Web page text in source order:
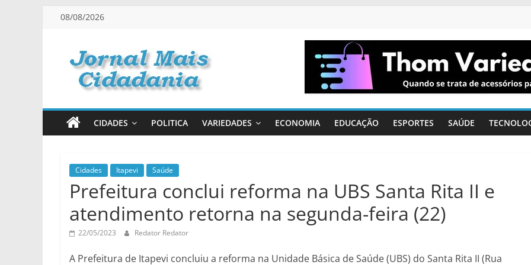
Pular
conteúdo
08/08/2026
Jornal
Mais
Cidadania
Informação
Medida
Certa!
CIDADES POLITICA VARIEDADES ECONOMIA EDUCAÇÃO ESPORTES SAÚDE
Cidades Itapevi Saúde
Prefeitura conclui reforma na UBS Santa Rita II e
atendimento retorna na segunda-feira (22)
22/05/2023 Redator Redator
A Prefeitura de Itapevi concluiu a reforma na Unidade Básica de Saúde (UBS) do Santa Rita II (Rua